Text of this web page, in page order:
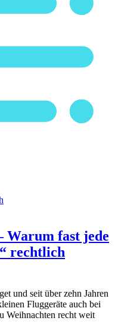
Warum fast jede
rechtlich
und seit über zehn Jahren
Fluggeräte auch bei
Weihnachten recht weit